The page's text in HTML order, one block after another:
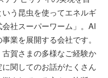
う昆虫を使ってエネルギ
社スーパーワーム」。AI
業を展開する会社です。
賀さまの多様なご経験か
関してのお話がたくさん